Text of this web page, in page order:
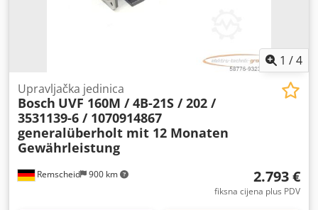
1 /4
Remscheid 900 km
Upravljačka jedinica
Bosch UVF 160M / 4B-21S / 202 /
3531139-6 / 1070914867
generalüberholt mit 12 Monaten
Gewährleistung
2.793 €
fiksna cijena plus PDV